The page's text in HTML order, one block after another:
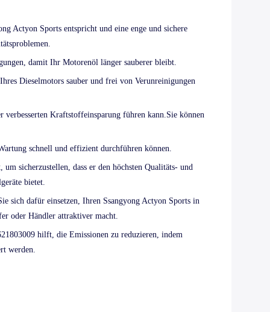
Actyon Sports entspricht und eine enge und sichere
damit Ihr Motorenöl länger sauberer bleibt.
Dieselmotors sauber und frei von Verunreinigungen
verbesserten Kraftstoffeinsparung führen kann.Sie können
schnell und effizient durchführen können.
sicherzustellen, dass er den höchsten Qualitäts- und
bietet.
sich dafür einsetzen, Ihren Ssangyong Actyon Sports in
oder Händler attraktiver macht.
hilft, die Emissionen zu reduzieren, indem
werden.